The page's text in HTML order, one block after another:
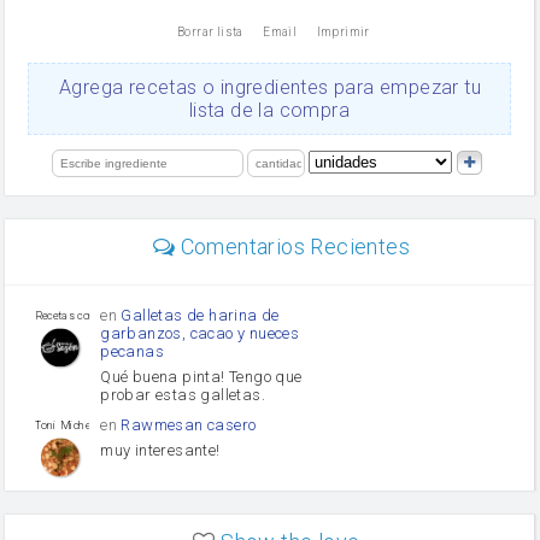
Ajos
Levadura
limón
Borrar lista Email Imprimir
Agrega recetas o ingredientes para empezar tu
lista de la compra
Comentarios Recientes
Recetas con sazon
en Galletas de harina de
garbanzos, cacao y nueces
pecanas
Qué buena pinta! Tengo que
probar estas galletas.
Toni Michel Caubet
en Rawmesan casero
muy interesante!
enLasaña casera fácil y